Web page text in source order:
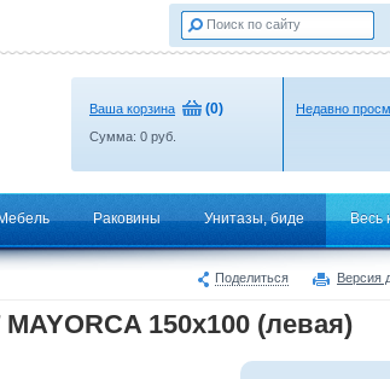
Ваша корзина (0)
Сумма: 0 руб.
Недавно
Раковины Унитазы, биде Весь
Поделиться Версия
150х100 (левая)